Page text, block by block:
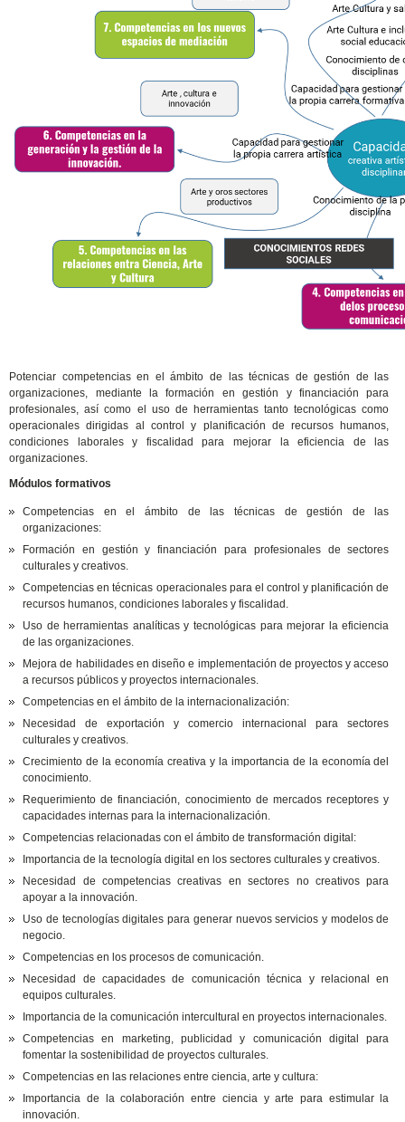
Potenciar competencias en el ámbito de las técnicas de gestión de las
organizaciones, mediante la formación en gestión y financiación para
profesionales, así como el uso de herramientas tanto tecnológicas como
operacionales dirigidas al control y planificación de recursos humanos,
condiciones laborales y fiscalidad para mejorar la eficiencia de las
organizaciones.
Módulos formativos
Competencias en el ámbito de las técnicas de gestión de las
organizaciones:
Formación en gestión y financiación para profesionales de sectores
culturales y creativos.
Competencias en técnicas operacionales para el control y planificación de
recursos humanos, condiciones laborales y fiscalidad.
Uso de herramientas analíticas y tecnológicas para mejorar la eficiencia
de las organizaciones.
Mejora de habilidades en diseño e implementación de proyectos y acceso
a recursos públicos y proyectos internacionales.
Competencias en el ámbito de la internacionalización:
Necesidad de exportación y comercio internacional para sectores
culturales y creativos.
Crecimiento de la economía creativa y la importancia de la economía del
conocimiento.
Requerimiento de financiación, conocimiento de mercados receptores y
capacidades internas para la internacionalización.
Competencias relacionadas con el ámbito de transformación digital:
Importancia de la tecnología digital en los sectores culturales y creativos.
Necesidad de competencias creativas en sectores no creativos para
apoyar a la innovación.
Uso de tecnologías digitales para generar nuevos servicios y modelos de
negocio.
Competencias en los procesos de comunicación.
Necesidad de capacidades de comunicación técnica y relacional en
equipos culturales.
Importancia de la comunicación intercultural en proyectos internacionales.
Competencias en marketing, publicidad y comunicación digital para
fomentar la sostenibilidad de proyectos culturales.
Competencias en las relaciones entre ciencia, arte y cultura:
Importancia de la colaboración entre ciencia y arte para estimular la
innovación.